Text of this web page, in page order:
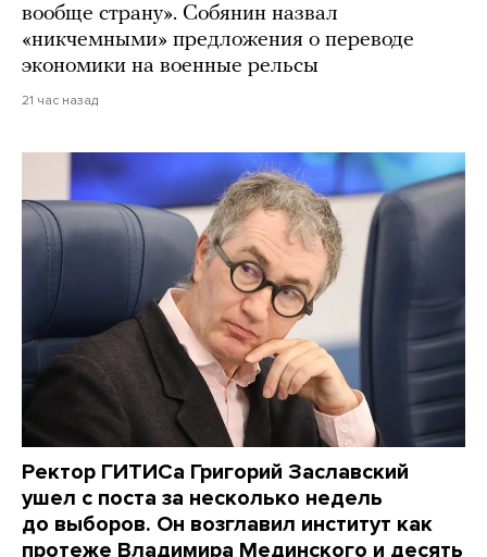
вообще страну». Собянин назвал
«никчемными» предложения о переводе
экономики на военные рельсы
21 час назад
Ректор ГИТИСа Григорий Заславский
ушел с поста за несколько недель
до выборов. Он возглавил институт как
протеже Владимира Мединского и десять